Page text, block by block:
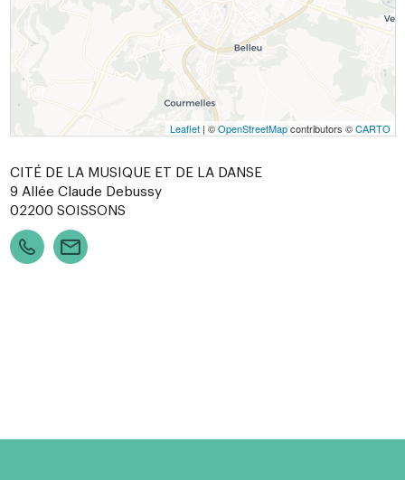
Leaflet| ©OpenStreetMapcontributors ©CARTO
CITÉ DE LA MUSIQUE ET DE LA DANSE
9 Allée Claude Debussy
02200 SOISSONS